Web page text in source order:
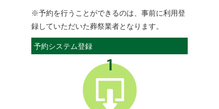
※予約を行うことができるのは、事前に利用登
録していただいた葬祭業者となります。
予約システム登録